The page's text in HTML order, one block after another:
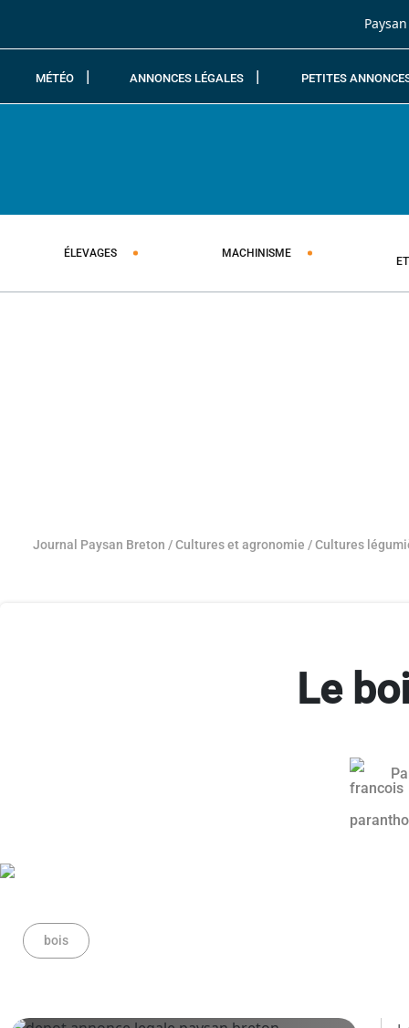
MÉTÉO ANNONCES LÉGALES PETITES
ÉLEVAGES MACHINISME
Journal Paysan Breton /Cultures et agronomie /Cultures
Le
bois